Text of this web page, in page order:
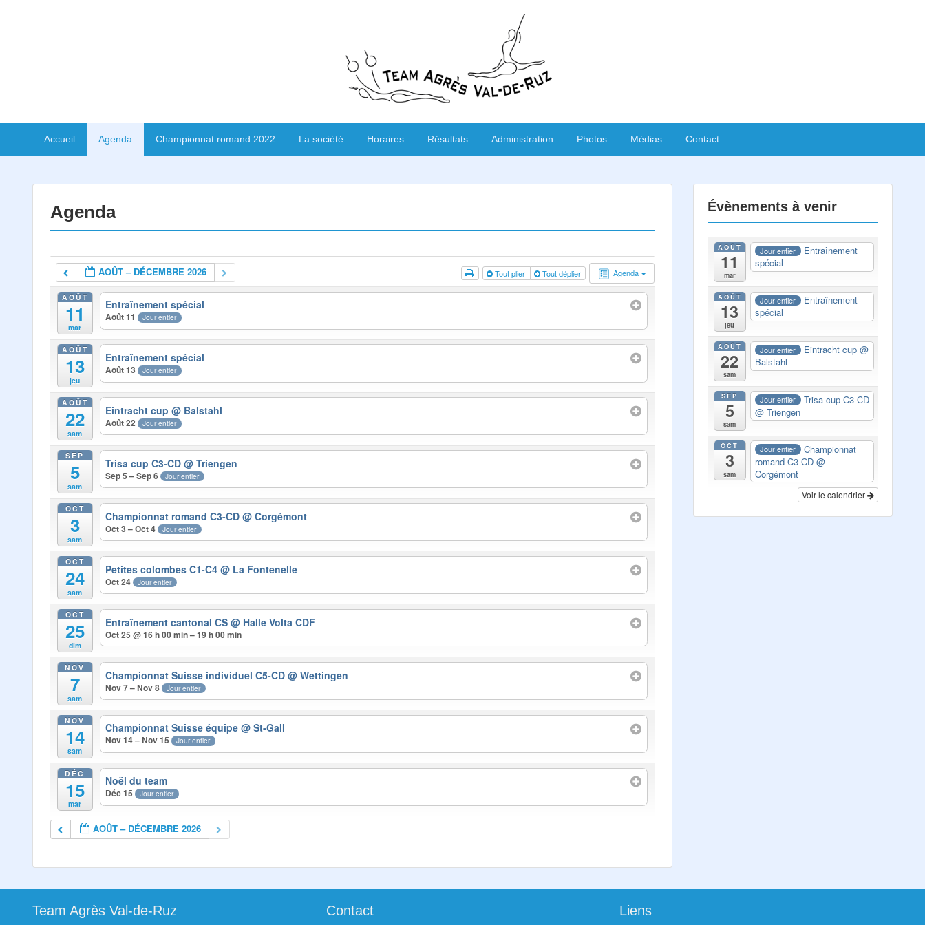
Accueil Agenda Championnat romand 2022 La société Horaires Résultats Administration Photos Médias Contact
Agenda
Agenda
AOÛT – DÉCEMBRE 2026 Tout plier Tout déplier
AOÛT
11
mar
Entraînement spécial
Août 11 Jour entier
AOÛT
13
jeu
Entraînement spécial
Août 13 Jour entier
AOÛT
22
sam
Eintracht cup@ Balstahl
Août 22 Jour entier
SEP
5
sam
Trisa cup C3-CD@ Triengen
Sep 5 – Sep 6 Jour entier
OCT
3
sam
Championnat romand C3-CD@ Corgémont
Oct 3 – Oct 4 Jour entier
OCT
24
sam
Petites colombes C1-C4@ La Fontenelle
Oct 24 Jour entier
OCT
25
dim
Entraînement cantonal CS@ Halle Volta CDF
Oct 25 @ 16 h 00 min – 19 h 00 min
NOV
7
sam
Championnat Suisse individuel C5-CD@ Wettingen
Nov 7 – Nov 8 Jour entier
NOV
14
sam
Championnat Suisse équipe@ St-Gall
Nov 14 – Nov 15 Jour entier
DÉC
15
mar
Noël du team
Déc 15 Jour entier
AOÛT – DÉCEMBRE 2026
Évènements à venir
AOÛT
11
mar
Jour entier
Entraînement
spécial
AOÛT
13
jeu
Jour entier
Entraînement
spécial
AOÛT
22
sam
Jour entier Eintracht cup@
Balstahl
SEP
5
sam
Jour entier
Trisa cup C3-CD
@ Triengen
OCT
3
sam
Jour entier
Championnat
romand C3-CD @
Corgémont
Voir le calendrier
Team Agrès Val-de-Ruz Contact Liens